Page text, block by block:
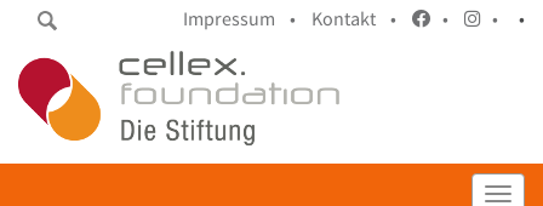
Impressum • Kontakt • • • •